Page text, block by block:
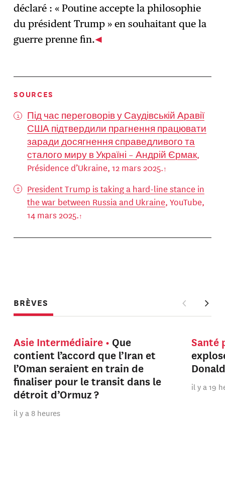
déclaré : « Poutine accepte la philosophie
du président Trump » en souhaitant que la
guerre prenne fin.
SOURCES
Під час переговорів у Саудівській Аравії
США підтвердили прагнення працювати
заради досягнення справедливого та
сталого миру в Україні – Андрій Єрмак,
Présidence d’Ukraine, 12 mars 2025.
President Trump is taking a hard-line stance in
the war between Russia and Ukraine, YouTube,
14 mars 2025.
BRÈVES
Asie Intermédiaire
Que
contient l’accord que l’Iran et
l’Oman seraient en train de
finaliser pour le transit dans le
détroit d’Ormuz ?
il y a 8 heures
Santé
il y a 19